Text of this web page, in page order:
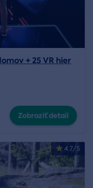
+ 25 VR hier
Zobraziť detail
4.7/5